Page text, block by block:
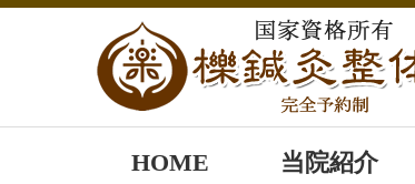
HOME 当院紹介